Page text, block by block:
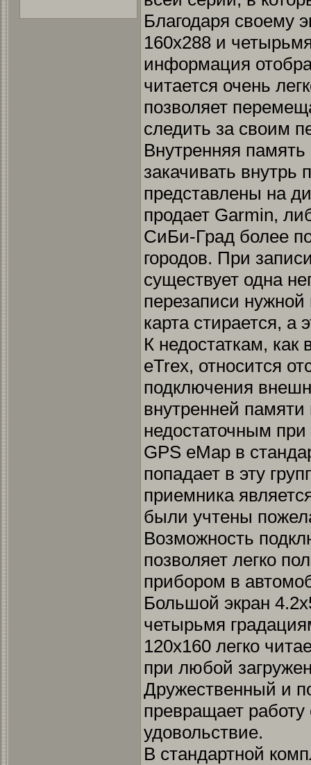
Благодаря своему
160х288 и
информация
читается очень
позволяет
следить за своим
Внутренняя
закачивать внутрь
представлены на
продает Garmin,
СиБи-Град более
городов. При
существует одна
перезаписи
карта стирается, а
К недостаткам, как
eTrex, относится
подключения
внутренней
недостаточным при
GPS eMap в
попадает в эту
приемника
были учтены
Возможность
позволяет легко
прибором в
Большой экран
четырьмя
120х160 легко
при любой
Дружественный и
превращает
удовольствие.
В стандартной